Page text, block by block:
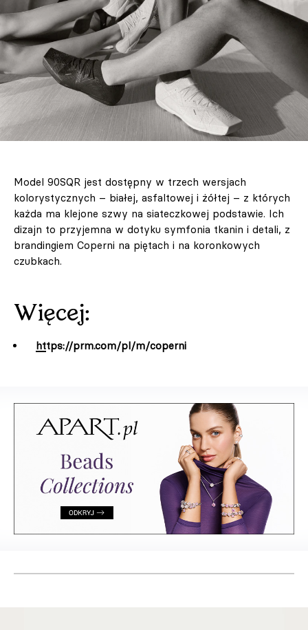
Model 90SQR jest dostępny w trzech wersjach
kolorystycznych – białej, asfaltowej i żółtej – z których
każda ma klejone szwy na siateczkowej podstawie. Ich
dizajn to przyjemna w dotyku symfonia tkanin i detali, z
brandingiem Coperni na piętach i na koronkowych
czubkach.
Więcej:
https://prm.com/pl/m/coperni